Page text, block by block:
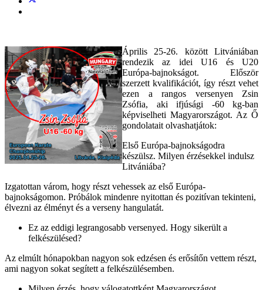
Április 25-26. között Litvániában
rendezik az idei U16 és U20
Európa-bajnokságot. Először
szerzett kvalifikációt, így részt vehet
ezen a rangos versenyen Zsin
Zsófia, aki ifjúsági -60 kg-ban
képviselheti Magyarországot. Az Ő
gondolatait olvashatjátok:
Első Európa-bajnokságodra
készülsz. Milyen érzésekkel indulsz
Litvániába?
Izgatottan várom, hogy részt vehessek az első Európa-
bajnokságomon. Próbálok mindenre nyitottan és pozitívan tekinteni,
élvezni az élményt és a verseny hangulatát.
Ez az eddigi legrangosabb versenyed. Hogy sikerült a
felkészülésed?
Az elmúlt hónapokban nagyon sok edzésen és erősítőn vettem részt,
ami nagyon sokat segített a felkészülésemben.